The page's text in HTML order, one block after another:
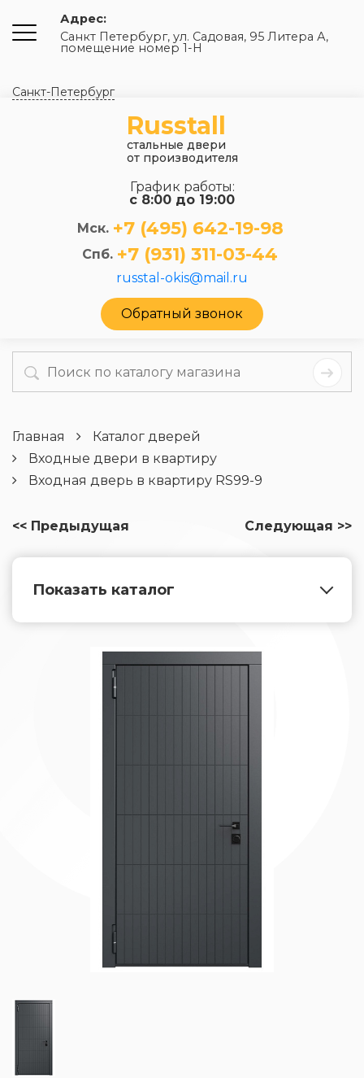
Адрес:
Санкт Петербург, ул. Садовая, 95 Литера А,
помещение номер 1-Н
Санкт-Петербург
Russtall
стальные двери
от производителя
График работы:
с 8:00 до 19:00
Мск. +7 (495) 642-19-98
Спб. +7 (931) 311-03-44
russtal-okis@mail.ru
Обратный звонок
Главная
Каталог дверей
Входные двери в квартиру
Входная дверь в квартиру RS99-9
<< Предыдущая Следующая >>
Показать каталог